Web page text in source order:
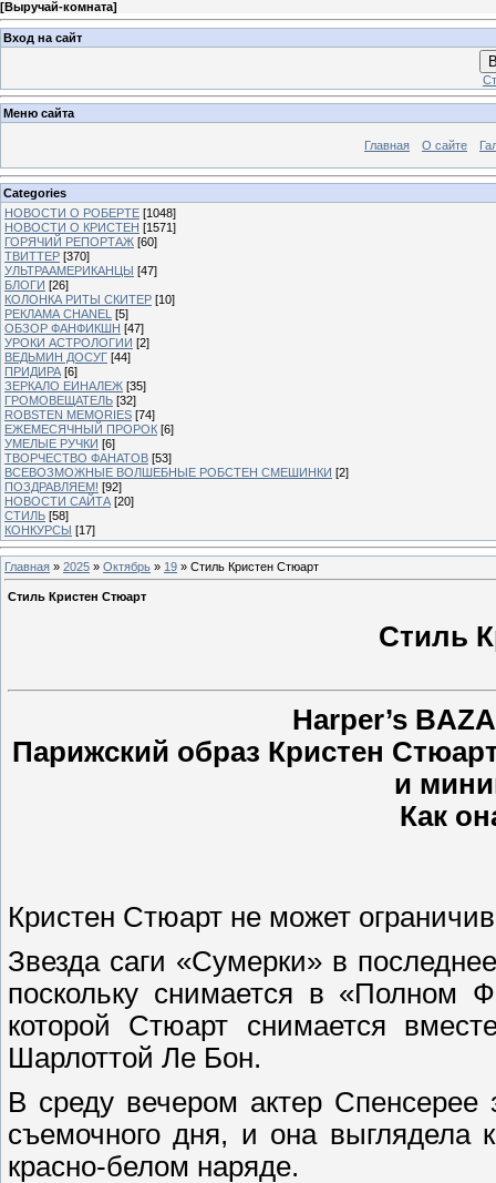
[Выручай-комната]
Вход на сайт
Меню сайта
Главная О сайте
Categories
НОВОСТИ О РОБЕРТЕ [1048]
НОВОСТИ О КРИСТЕН [1571]
ГОРЯЧИЙ РЕПОРТАЖ [60]
ТВИТТЕР [370]
УЛЬТРААМЕРИКАНЦЫ [47]
БЛОГИ [26]
КОЛОНКА РИТЫ СКИТЕР [10]
РЕКЛАМА CHANEL [5]
ОБЗОР ФАНФИКШН [47]
УРОКИ АСТРОЛОГИИ [2]
ВЕДЬМИН ДОСУГ [44]
ПРИДИРА [6]
ЗЕРКАЛО ЕИНАЛЕЖ [35]
ГРОМОВЕЩАТЕЛЬ [32]
ROBSTEN MEMORIES [74]
ЕЖЕМЕСЯЧНЫЙ ПРОРОК [6]
УМЕЛЫЕ РУЧКИ [6]
ТВОРЧЕСТВО ФАНАТОВ [53]
ВСЕВОЗМОЖНЫЕ ВОЛШЕБНЫЕ РОБСТЕН СМЕШИНКИ [2]
ПОЗДРАВЛЯЕМ! [92]
НОВОСТИ САЙТА [20]
СТИЛЬ [58]
КОНКУРСЫ [17]
Главная » 2025 » Октябрь » 19 » Стиль Кристен Стюарт
Стиль Кристен Стюарт
Стиль
Harper’s
Парижский образ Кристен
и
Как
Кристен Стюарт не может
Звезда саги «Сумерки» в
поскольку снимается в
которой Стюарт снимается
Шарлоттой Ле Бон.
В среду вечером актер Спенсерее
съемочного дня, и она выглядела
красно-белом наряде.